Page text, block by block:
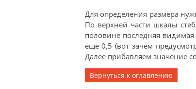
Для определения размера
По верхней части шкалы
половине последняя
еще 0,5 (вот зачем
Далее прибавляем значение
Вернуться к оглавлению